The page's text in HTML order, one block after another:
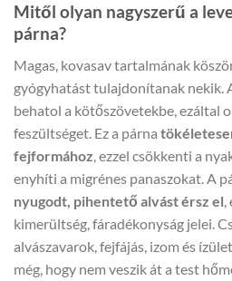
Mitől olyan nagyszerű a
párna?
Magas, kovasav tartalmának
gyógyhatást tulajdonítanak nekik.
behatol a kötőszövetekbe, ezáltal
feszültséget. Ez a párna
fejformához , ezzel csökkenti a
enyhíti a migrénes panaszokat. A
nyugodt, pihentető alvást érsz el
kimerültség, fáradékonyság jelei.
alvászavarok, fejfájás, izom és
még, hogy nem veszik át a test